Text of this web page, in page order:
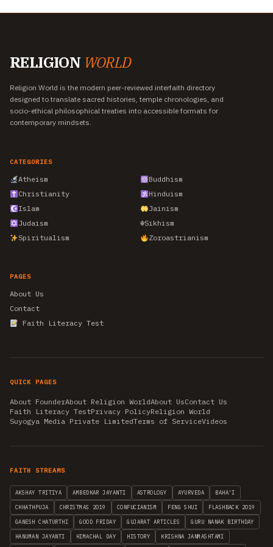
RELIGION WORLD
Religion World is the modern peer-reviewed interfaith directory
designed to translate sacred histories, temple chronologies, and
socio-ethical philosophical treaties into accessible formats for
contemporary mindsets.
CATEGORIES
Atheism
Buddhism
Christianity
Hinduism
Islam
Jainism
Judaism
☬Sikhism
Spiritualism
Zoroastrianism
PAGES
About Us
Contact
Faith Literacy Test
QUICK PAGES
About FounderAbout Religion WorldAbout UsContact Us
Faith Literacy TestPrivacy PolicyReligion World
Suyogya Media Private LimitedTerms of ServiceVideos
FAITH STREAMS
AKSHAY TRITIYA AMBEDKAR JAYANTI ASTROLOGY AYURVEDA BAHA'I
CHHATHPUJA CHRISTMAS 2019 CONFUCIANISM FENG SHUI FLASHBACK 2019
GANESH CHATURTHI GOOD FRIDAY GUJARAT ARTICLES GURU NANAK BIRTHDAY
HANUMAN JAYANTI HIMACHAL DAY HISTORY KRISHNA JANMASHTAMI